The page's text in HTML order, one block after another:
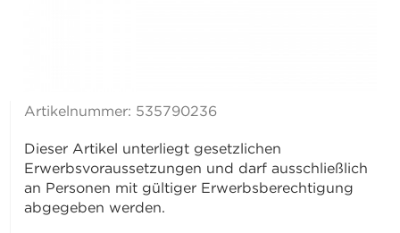
Artikelnummer: 535790236
Dieser Artikel unterliegt gesetzlichen
Erwerbsvoraussetzungen und darf ausschließlich
an Personen mit gültiger Erwerbsberechtigung
abgegeben werden.